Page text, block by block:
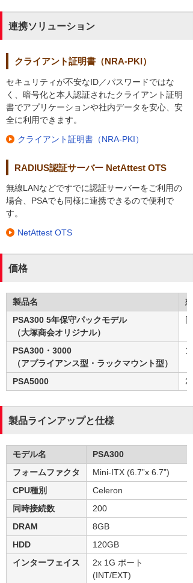
連携ソリューション
クライアント証明書（NRA-PKI）
セキュリティが不安なID／パスワードではな
く、暗号化と本人認証されたクライアント証明
書でアプリケーションや社内データを安心、安
全に利用できます。
クライアント証明書（NRA-PKI）
RADIUS認証サーバー NetAttest OTS
無線LANなどですでに認証サーバーをご利用の
場合、PSAでも同様に連携できるので便利で
す。
NetAttest OTS
価格
製品名
PSA300 5年保守パックモデル
（大塚商会オリジナル）
PSA300・3000
（アプライアンス型・ラックマウント型）
PSA5000
製品ラインアップと仕様
モデル名
PSA300
フォームファクタ
Mini-ITX (6.7”x 6.7”)
CPU種別
Celeron
同時接続数
200
DRAM
8GB
HDD
120GB
インターフェイス
2x 1G ポート
(INT/EXT)